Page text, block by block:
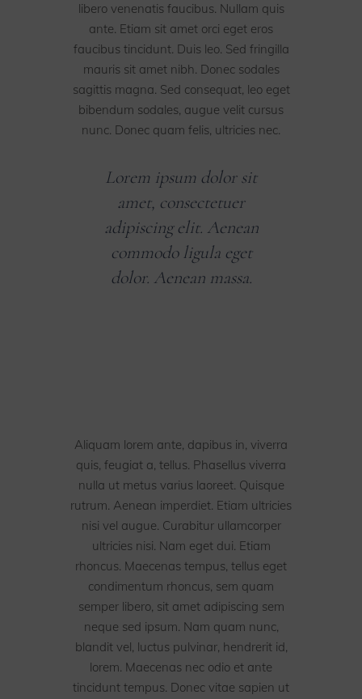
libero venenatis faucibus. Nullam quis
ante. Etiam sit amet orci eget eros
faucibus tincidunt. Duis leo. Sed fringilla
mauris sit amet nibh. Donec sodales
sagittis magna. Sed consequat, leo eget
bibendum sodales, augue velit cursus
nunc. Donec quam felis, ultricies nec.
Lorem ipsum dolor sit
amet, consectetuer
adipiscing elit. Aenean
commodo ligula eget
dolor. Aenean massa.
Aliquam lorem ante, dapibus in, viverra
quis, feugiat a, tellus. Phasellus viverra
nulla ut metus varius laoreet. Quisque
rutrum. Aenean imperdiet. Etiam ultricies
nisi vel augue. Curabitur ullamcorper
ultricies nisi. Nam eget dui. Etiam
rhoncus. Maecenas tempus, tellus eget
condimentum rhoncus, sem quam
semper libero, sit amet adipiscing sem
neque sed ipsum. Nam quam nunc,
blandit vel, luctus pulvinar, hendrerit id,
lorem. Maecenas nec odio et ante
tincidunt tempus. Donec vitae sapien ut